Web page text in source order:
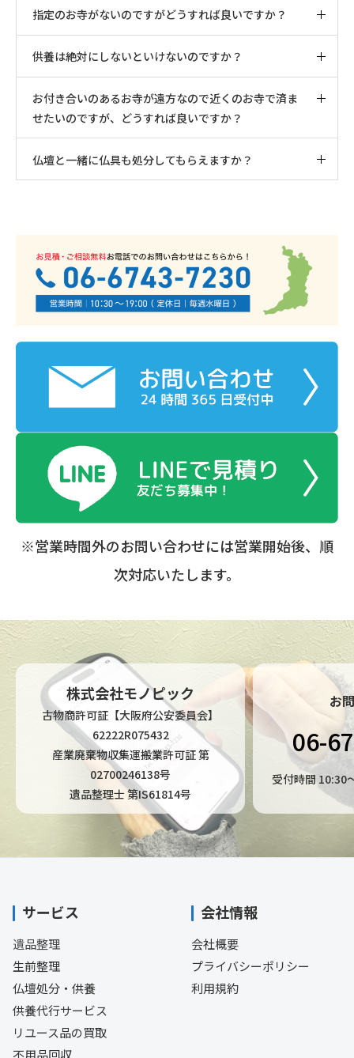
指定のお寺がないのですがどうすれば良いですか？
供養は絶対にしないといけないのですか？
お付き合いのあるお寺が遠方なので近くのお寺で済ま
せたいのですが、どうすれば良いですか？
仏壇と一緒に仏具も処分してもらえますか？
※営業時間外のお問い合わせには営業開始後、順
次対応いたします。
株式会社モノピック
古物商許可証【大阪府公安委員会】
62222R075432
産業廃棄物収集運搬業許可証 第
02700246138号
遺品整理士 第IS61814号
お
06-
受付時間 10:30
サービス
遺品整理
生前整理
仏壇処分・供養
供養代行サービス
リユース品の買取
不用品回収
会社情報
会社概要
プライバシーポリシー
利用規約